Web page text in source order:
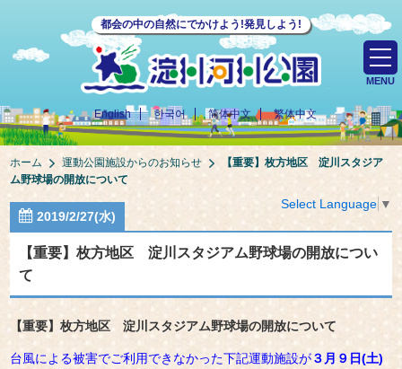
都会の中の自然にでかけよう!発見しよう!
English 한국어 简体中文 繁体中文
MENU
ホーム 運動公園施設からのお知らせ
【重要】枚方地区 淀川スタジア
ム野球場の開放について
Select Language ▼
2019/2/27(水)
【重要】枚方地区 淀川スタジアム野球場の開放につい
て
【重要】枚方地区 淀川スタジアム野球場の開放について
台風による被害でご利用できなかった下記運動施設が３月９日(土)